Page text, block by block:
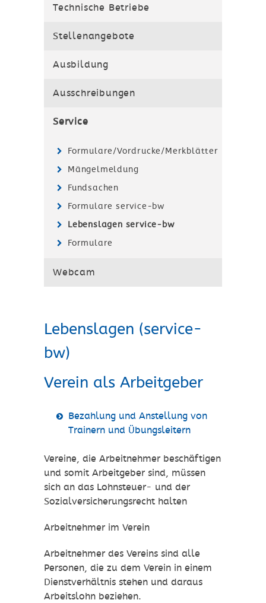
Technische Betriebe
Stellenangebote
Ausbildung
Ausschreibungen
Service
Formulare/Vordrucke/Merkblätter
Mängelmeldung
Fundsachen
Formulare service-bw
Lebenslagen service-bw
Formulare
Webcam
Lebenslagen (service-
bw)
Verein als Arbeitgeber
Bezahlung und Anstellung von
Trainern und Übungsleitern
Vereine, die Arbeitnehmer beschäftigen
und somit Arbeitgeber sind, müssen
sich an das Lohnsteuer- und der
Sozialversicherungsrecht halten
Arbeitnehmer im Verein
Arbeitnehmer des Vereins sind alle
Personen, die zu dem Verein in einem
Dienstverhältnis stehen und daraus
Arbeitslohn beziehen.